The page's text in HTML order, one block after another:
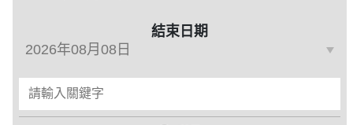
結束日期
請輸入關鍵字